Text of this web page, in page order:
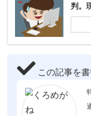
判。
この記事を